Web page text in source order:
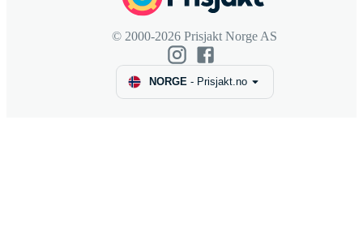
© 2000-2026 Prisjakt Norge AS
NORGE- Prisjakt.no